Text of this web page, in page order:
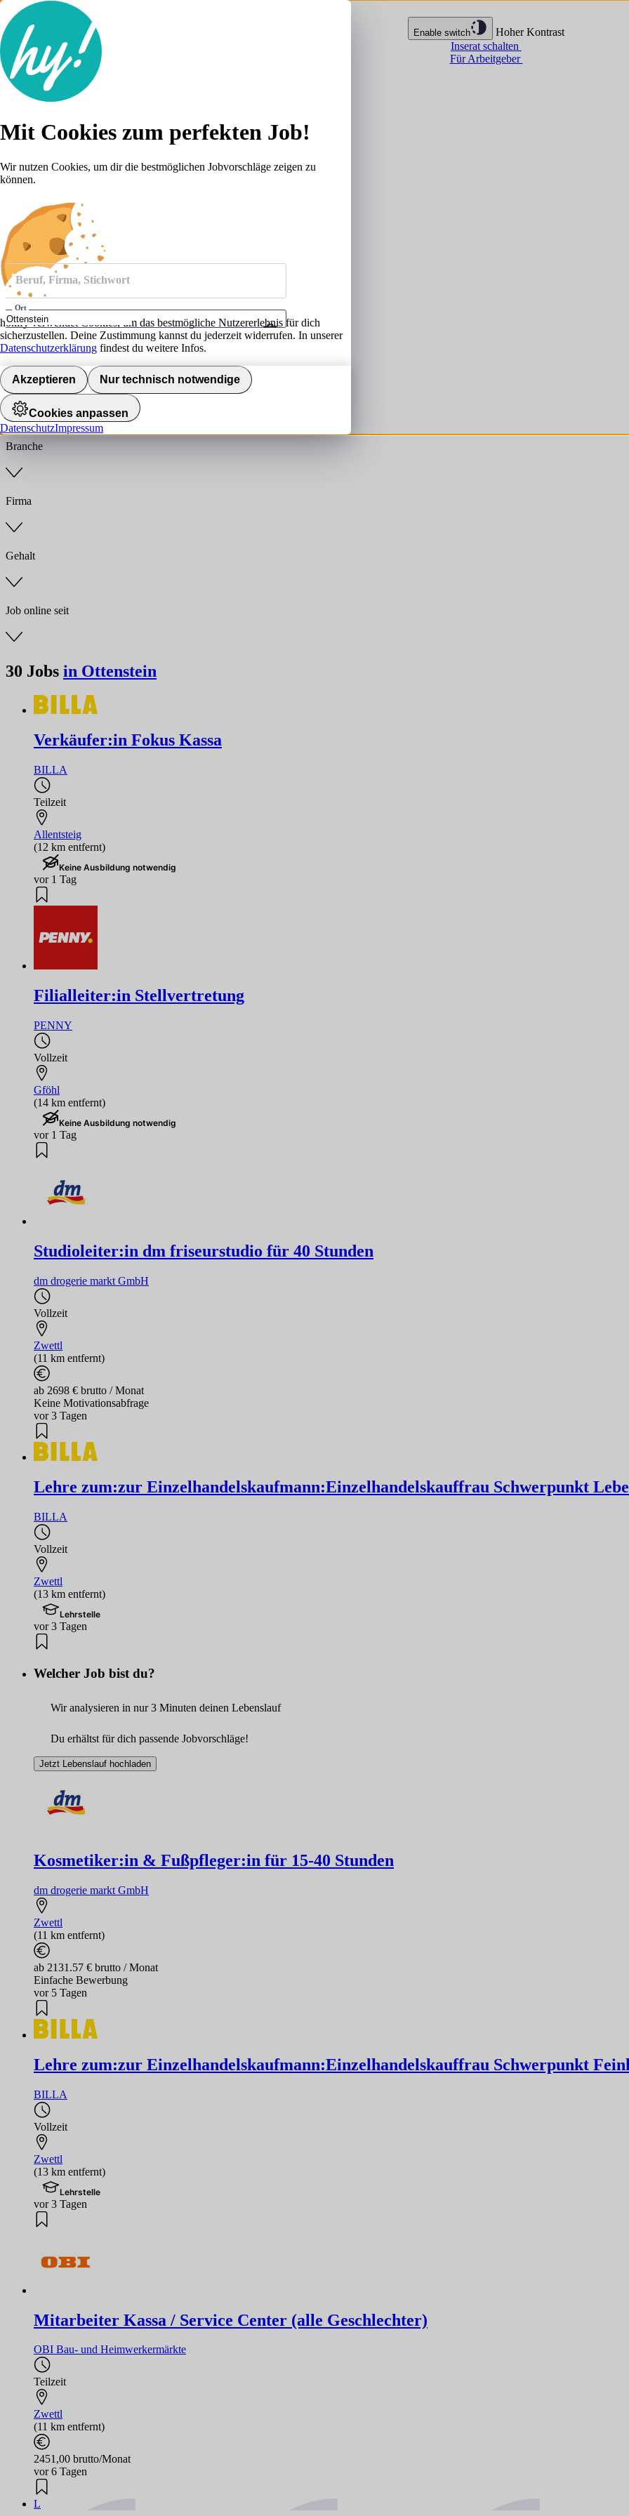
Enable switch
Hoher Kontrast
Inserat schalten
Für Arbeitgeber
Lebenslauf
Karriere-Tipps
Anmelden
Beruf, Firma, Stichwort
Ort
Umkreis
Jobs finden
Anstellungsart
Branche
Firma
Gehalt
Job online seit
30 Jobs in Ottenstein
Verkäufer:in Fokus Kassa
BILLA
Teilzeit
Allentsteig
(12 km entfernt)
Keine Ausbildung notwendig
vor 1 Tag
Filialleiter:in Stellvertretung
PENNY
Vollzeit
Gföhl
(14 km entfernt)
Keine Ausbildung notwendig
vor 1 Tag
Studioleiter:in dm friseurstudio für 40 Stunden
dm drogerie markt GmbH
Vollzeit
Zwettl
(11 km entfernt)
ab 2698 € brutto / Monat
Keine Motivationsabfrage
vor 3 Tagen
Lehre zum:zur Einzelhandelskaufmann:Einzelhandelskauffrau Schwerpunkt
BILLA
Vollzeit
Zwettl
(13 km entfernt)
Lehrstelle
vor 3 Tagen
Welcher Job bist du?
Wir analysieren in nur 3 Minuten deinen Lebenslauf
Du erhältst für dich passende Jobvorschläge!
Jetzt Lebenslauf hochladen
Kosmetiker:in & Fußpfleger:in für 15-40 Stunden
dm drogerie markt GmbH
Zwettl
(11 km entfernt)
ab 2131.57 € brutto / Monat
Einfache Bewerbung
vor 5 Tagen
Lehre zum:zur Einzelhandelskaufmann:Einzelhandelskauffrau Schwerpunkt
BILLA
Vollzeit
Zwettl
(13 km entfernt)
Lehrstelle
vor 3 Tagen
Mitarbeiter Kassa / Service Center (alle Geschlechter)
OBI Bau- und Heimwerkermärkte
Teilzeit
Zwettl
(11 km entfernt)
2451,00 brutto/Monat
vor 6 Tagen
L
Mit Cookies zum perfekten Job!
Wir nutzen Cookies, um dir die bestmöglichen Jobvorschläge zeigen zu
können.
hokify verwendet Cookies, um das bestmögliche Nutzererlebnis für dich
sicherzustellen. Deine Zustimmung kannst du jederzeit widerrufen. In unserer
Datenschutzerklärung findest du weitere Infos.
Akzeptieren Nur technisch notwendige
Cookies anpassen
DatenschutzImpressum